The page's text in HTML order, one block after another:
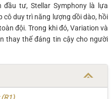
đầu tư, Stellar Symphony là lựa
cô duy trì năng lượng dồi dào, hồi
đội. Trong khi đó, Variation và
thay thế đáng tin cậy cho người